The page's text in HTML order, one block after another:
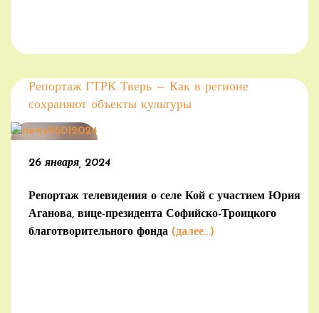
Репортаж ГТРК Тверь — Как в регионе
сохраняют объекты культуры
26 января, 2024
Репортаж телевидения о селе Кой с участием Юрия
Аганова, вице-президента Софийско-Троицкого
благотворительного фонда (далее…)